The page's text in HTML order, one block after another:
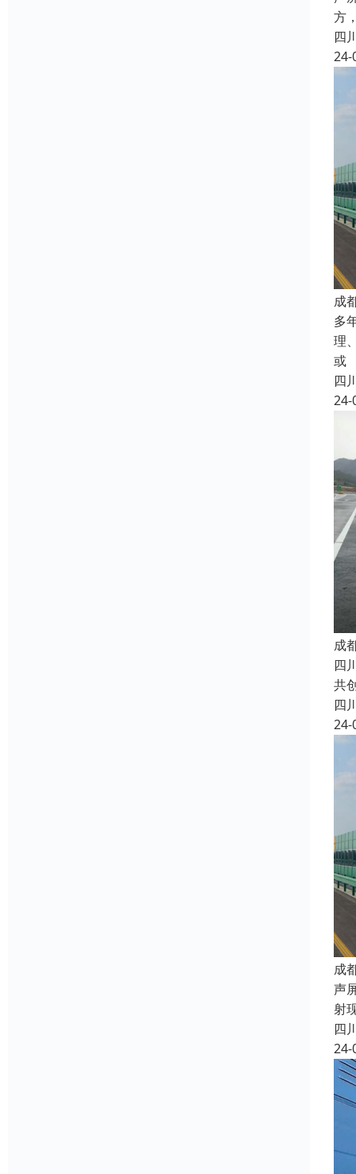
方
四
24-
成
多
理
或
四
24-
成
四
共
四
24-
成
声
射
四
24-